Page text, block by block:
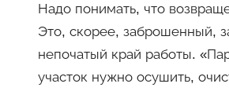
Надо понимать, что
Это, скорее, заброшенный,
непочатый край работы.
участок нужно осушить,